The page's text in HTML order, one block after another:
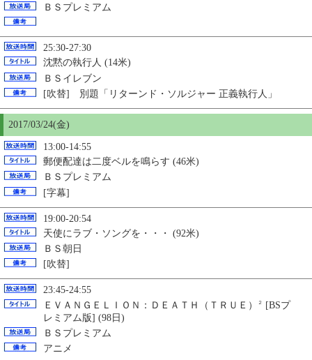
ＢＳプレミアム
25:30-27:30
沈黙の執行人 (14米)
ＢＳイレブン
[吹替] 別題「リターンド・ソルジャー 正義執行人」
2017/03/24(金)
13:00-14:55
郵便配達は二度ベルを鳴らす (46米)
ＢＳプレミアム
[字幕]
19:00-20:54
天使にラブ・ソングを・・・ (92米)
ＢＳ朝日
[吹替]
23:45-24:55
ＥＶＡＮＧＥＬＩＯＮ：ＤＥＡＴＨ（ＴＲＵＥ）
２
[BSプ
レミアム版] (98日)
ＢＳプレミアム
アニメ